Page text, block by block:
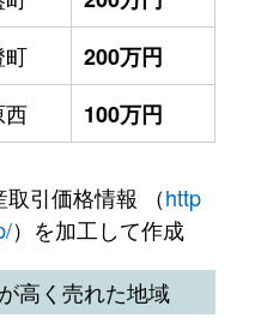
町
200万円
西 100万円
引価格情報 （http
）を加工して作成
高く売れた地域